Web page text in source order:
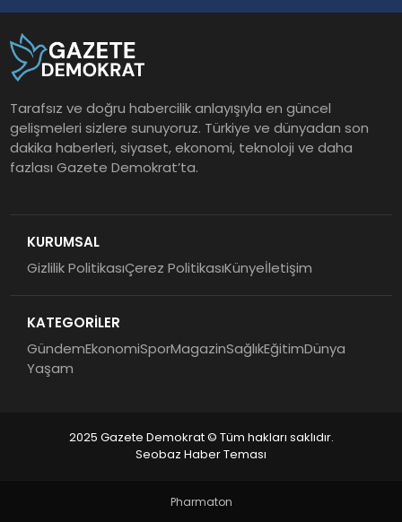
Tarafsız ve doğru habercilik anlayışıyla en güncel
gelişmeleri sizlere sunuyoruz. Türkiye ve dünyadan son
dakika haberleri, siyaset, ekonomi, teknoloji ve daha
fazlası Gazete Demokrat’ta.
KURUMSAL
Gizlilik PolitikasıÇerez PolitikasıKünyeİletişim
KATEGORİLER
GündemEkonomiSporMagazinSağlıkEğitimDünya
Yaşam
2025 Gazete Demokrat © Tüm hakları saklıdır.
Seobaz Haber Teması
Pharmaton